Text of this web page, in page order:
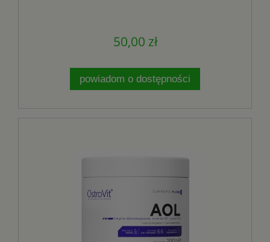
50,00 zł
powiadom o dostępności